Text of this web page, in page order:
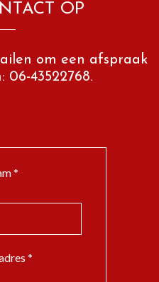
OP
om een afspraak
06-43522768.
*
*